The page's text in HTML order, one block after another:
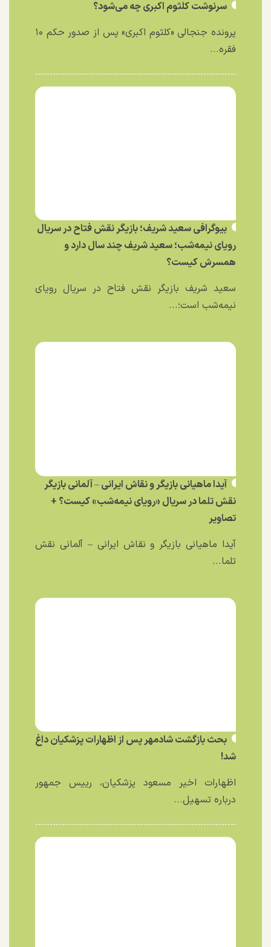
سرنوشت کلثوم اکبری چه می‌شود؟
پرونده جنجالی «کلثوم اکبری» پس از صدور حکم ۱۰
فقره...
بیوگرافی سعید شریف؛ بازیگر نقش فتاح در سریال
رویای نیمه‌شب؛ سعید شریف چند سال دارد و
همسرش کیست؟
سعید شریف بازیگر نقش فتاح در سریال رویای
نیمه‌شب است؛...
آیدا ماهیانی بازیگر و نقاش ایرانی – آلمانی بازیگر
نقش تلما در سریال «رویای نیمه‌شب» کیست؟ +
تصاویر
آیدا ماهیانی بازیگر و نقاش ایرانی – آلمانی نقش
تلما...
بحث بازگشت شادمهر پس از اظهارات پزشکیان داغ
شد!
اظهارات اخیر مسعود پزشکیان، رییس جمهور
درباره تسهیل...